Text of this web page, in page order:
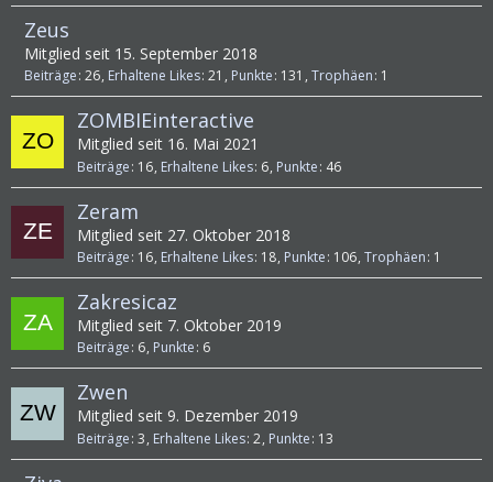
Zeus
Mitglied seit 15. September 2018
Beiträge 26 Erhaltene Likes 21 Punkte 131 Trophäen 1
ZOMBIEinteractive
Mitglied seit 16. Mai 2021
Beiträge 16 Erhaltene Likes 6 Punkte 46
Zeram
Mitglied seit 27. Oktober 2018
Beiträge 16 Erhaltene Likes 18 Punkte 106 Trophäen 1
Zakresicaz
Mitglied seit 7. Oktober 2019
Beiträge 6 Punkte 6
Zwen
Mitglied seit 9. Dezember 2019
Beiträge 3 Erhaltene Likes 2 Punkte 13